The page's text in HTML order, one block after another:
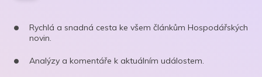
Rychlá a snadná cesta ke všem článkům Hospodářských
novin.
Analýzy a komentáře k aktuálním událostem.